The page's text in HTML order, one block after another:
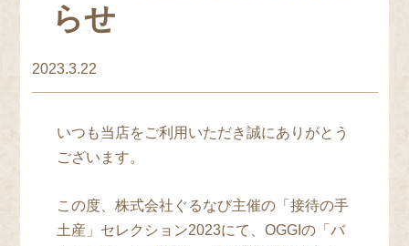
らせ
2023.3.22
いつも当店をご利用いただき誠にありがとう
ございます。
この度、株式会社ぐるなび主催の「接待の手
土産」セレクション2023にて、OGGIの「バ